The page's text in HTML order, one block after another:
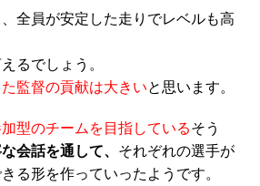
全員が安定した走りでレベルも高
るでしょう。
監督の貢献は大きいと思います。
型のチームを目指しているそう
会話を通して、 それぞれの選手が
る形を作っていったようです。